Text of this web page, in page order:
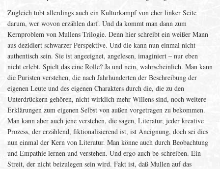
Zugleich tobt allerdings auch ein Kulturkampf von eher linker Seite
darum, wer wovon erzählen darf. Und da kommt man dann zum
Kernproblem von Mullens Trilogie. Denn hier schreibt ein weißer Mann
aus dezidiert schwarzer Perspektive. Und die kann nun einmal nicht
authentisch sein. Sie ist angeeignet, angelesen, imaginiert – nur eben
nicht erlebt. Spielt das eine Rolle? Ja und nein, wahrscheinlich. Man kann
die Puristen verstehen, die nach Jahrhunderten der Beschreibung der
eigenen Leute und des eigenen Charakters durch die, die zu den
Unterdrückern gehören, nicht wirklich mehr Willens sind, noch weitere
Erklärungen zum eigenen Selbst von außen vorgetragen zu bekommen.
Man kann aber auch jene verstehen, die sagen, Literatur, jeder kreative
Prozess, der erzählend, fiktionalisierend ist, ist Aneignung, doch sei dies
nun einmal der Kern von Literatur. Man könne auch durch Beobachtung
und Empathie lernen und verstehen. Und ergo auch be-schreiben. Ein
Streit, der nicht beizulegen sein wird. Fakt ist, daß Mullen auf das